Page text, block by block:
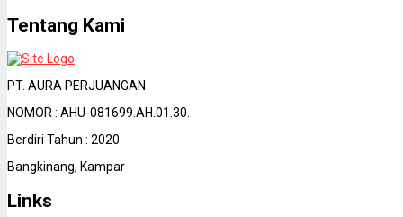
Tentang Kami
PT. AURA PERJUANGAN
NOMOR : AHU-081699.AH.01.30.
Berdiri Tahun : 2020
Bangkinang, Kampar
Links